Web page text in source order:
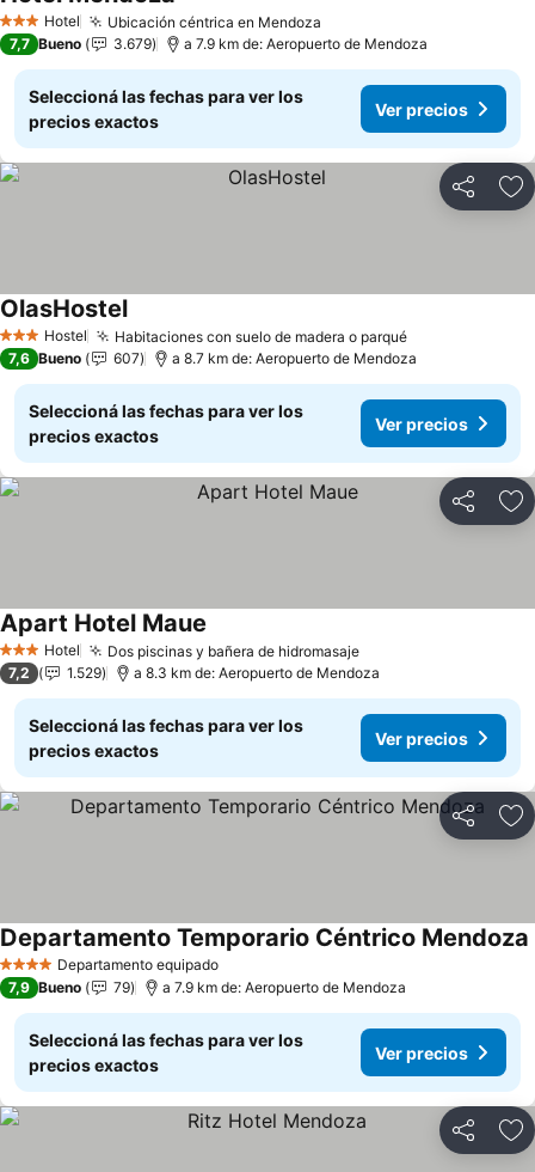
3 Estrellas
Hotel Ubicación céntrica en Mendoza
7,7 Bueno 3.679 a 7.9 km de: Aeropuerto de Mendoza
Seleccioná las fechas para ver los
precios exactos
Ver precios
Compartir
3 EstrellasHostel Habitaciones con suelo de madera o parqué
OlasHostel
7,6 Bueno 607 a 8.7 km de: Aeropuerto de Mendoza
Seleccioná las fechas para ver los
precios exactos
Ver precios
Compartir
3 Estrellas
Hotel Dos piscinas y bañera de hidromasaje
Apart Hotel Maue
7,2 1.529 a 8.3 km de: Aeropuerto de Mendoza
Seleccioná las fechas para ver los
precios exactos
Ver precios
Compartir
4 EstrellasDepartamento equipado
Departamento Temporario Céntrico Mendoza
7,9 Bueno 79 a 7.9 km de: Aeropuerto de Mendoza
Seleccioná las fechas para ver los
precios exactos
Ver precios
Compartir